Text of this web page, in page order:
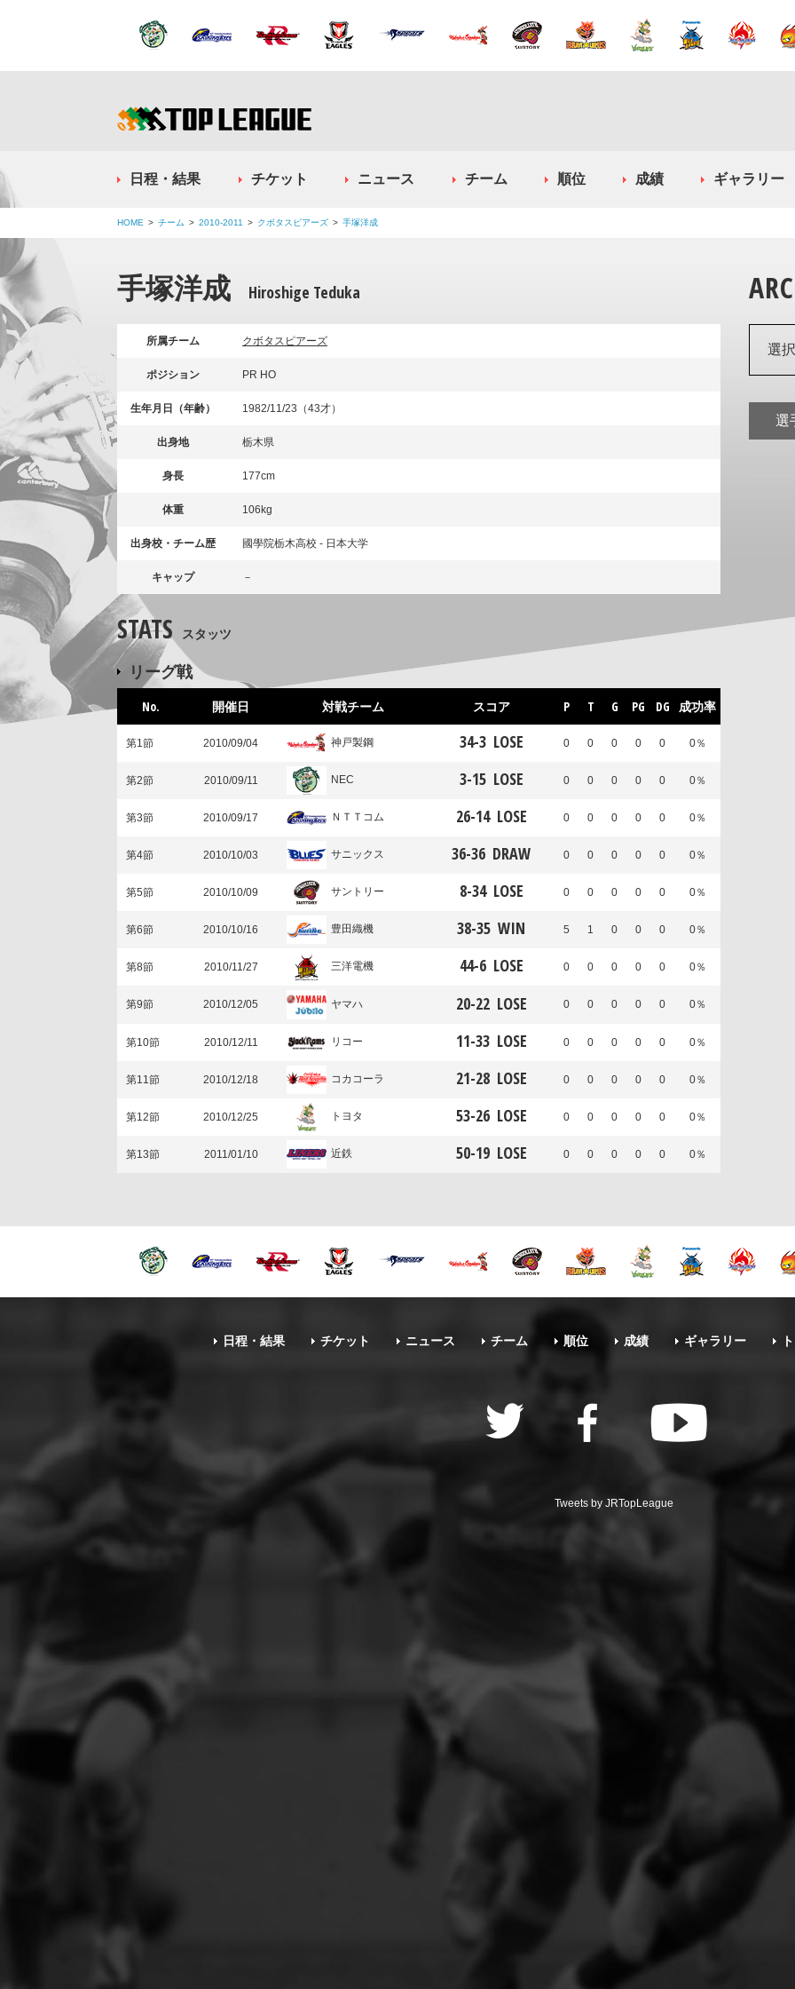
日程・結果 チケット ニュース チーム 順位 成績 ギャラリー
HOME チーム 2010-2011 クボタスピアーズ 手塚洋成
手塚洋成 Hiroshige Teduka
所属チーム クボタスピアーズ
ポジション PR HO
生年月日（年齢） 1982/11/23（43才）
出身地 栃木県
身長 177cm
体重 106kg
出身校・チーム歴 國學院栃木高校 - 日本大学
キャップ －
STATS スタッツ
リーグ戦
No. 開催日 対戦チーム スコア P T G PG DG 成功率
第1節 2010/09/04 神戸製鋼 34-3 LOSE 0 0 0 0 0 0％
第2節 2010/09/11 NEC 3-15 LOSE 0 0 0 0 0 0％
第3節 2010/09/17 ＮＴＴコム 26-14 LOSE 0 0 0 0 0 0％
第4節 2010/10/03 サニックス 36-36 DRAW 0 0 0 0 0 0％
第5節 2010/10/09 サントリー 8-34 LOSE 0 0 0 0 0 0％
第6節 2010/10/16 豊田織機 38-35 WIN 5 1 0 0 0 0％
第8節 2010/11/27 三洋電機 44-6 LOSE 0 0 0 0 0 0％
第9節 2010/12/05 ヤマハ 20-22 LOSE 0 0 0 0 0 0％
第10節 2010/12/11 リコー 11-33 LOSE 0 0 0 0 0 0％
第11節 2010/12/18 コカコーラ 21-28 LOSE 0 0 0 0 0 0％
第12節 2010/12/25 トヨタ 53-26 LOSE 0 0 0 0 0 0％
第13節 2011/01/10 近鉄 50-19 LOSE 0 0 0 0 0 0％
選
選
日程・結果 チケット ニュース チーム 順位 成績 ギャラリー
Tweets by JRTopLeague